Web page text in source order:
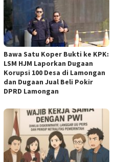
Bawa Satu Koper Bukti ke KPK:
LSM HJM Laporkan Dugaan
Korupsi 100 Desa di Lamongan
dan Dugaan Jual Beli Pokir
DPRD Lamongan